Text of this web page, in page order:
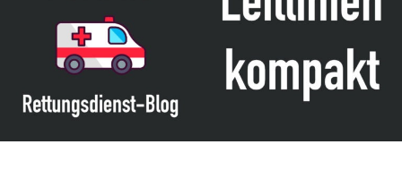
Leitlinie „Management of Hypercalcaemia in Adult Patients in the
Emergency Department“ der IAEM
Leitlinie „Behavioural Emergencies in Emergency Departments“ der IFEM
Leitlinie „Management of Acute Upper Gastrointestinal Bleeding in the
Leitlinie „Management of brief resolved unexplained events (BRUE) in
infants“ der CPS